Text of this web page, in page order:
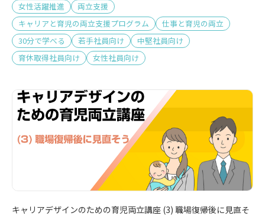
女性活躍推進
両立支援
キャリアと育児の両立支援プログラム
仕事と育児の両立
30分で学べる
若手社員向け
中堅社員向け
育休取得社員向け
女性社員向け
キャリアデザインのための育児両立講座 (3) 職場復帰後に見直そ